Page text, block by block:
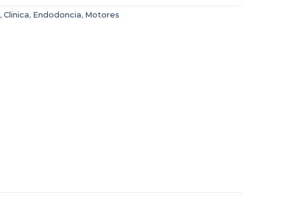
, Clinica, Endodoncia, Motores